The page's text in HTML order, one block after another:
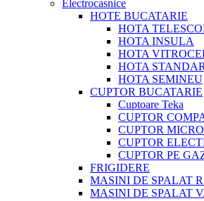
Electrocasnice
HOTE BUCATARIE
HOTA
HOTA INSULA
HOTA
HOTA
HOTA SEMINEU
CUPTOR BUCATARIE
Cuptoare Teka
CUPTOR
CUPTOR
CUPTOR
CUPTOR PE
FRIGIDERE
MASINI DE SPALAT
MASINI DE SPALAT